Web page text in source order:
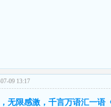
09 13:17
无限感激，千言万语汇一语